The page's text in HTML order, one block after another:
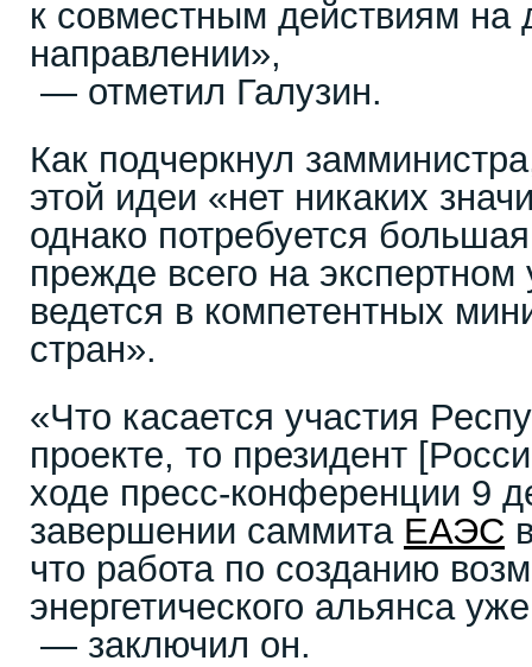
к совместным действиям на
направлении»,
— отметил Галузин.
Как подчеркнул
этой идеи «нет никаких
однако потребуется
прежде всего на
ведется в компетентных
стран».
«Что касается участия
проекте, то президент
ходе пресс-конференции 9
завершении саммита ЕАЭС
что работа по созданию
энергетического альянса
— заключил он.